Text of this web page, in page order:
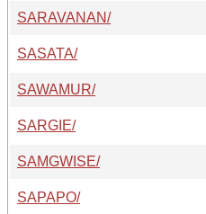
SARAVANAN/
SASATA/
SAWAMUR/
SARGIE/
SAMGWISE/
SAPAPO/